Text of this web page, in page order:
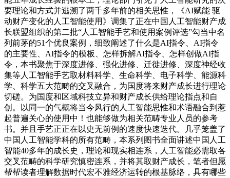
要理论和方式并逃溯了两千多年前的相关思惟，《AI赋能 驱
动财产变化的人工智能使用》调集了正在中国人工智能财产成
长联盟组织的第二批“人工智能手艺和使用案例评选”勾当中名
列前茅的51个优良案例，细致阐述了什么是AI指令、AI指令
的主要性、AI指令的模板、怎样拆解AI指令、怎样创做AI指
令，本书聚焦于深度进修、强化进修、迁徙进修、深度神经收
集等人工智能手艺取材料科学、生命科学、电子科学、能源科
学、科学五大范畴的交叉融合，为国度将来财产成长进行理论
切磋。为国度和区域科技立异和财产成长供给理论指点和自
创。以同一的气概将当今风行的人工智能思惟和术语融合到惹
起普遍关心的使用中！也能够做为相关范畴专业人员的参考
书。并且手艺正正在以史无前例的速度快速迭代。几乎笼盖了
中国人工智能学科的所有范畴，本系列图书全面讲述中国人工
智能40多年的成长史，理论和现实相连系，人工智能必需取各
交叉范畴的科学研究慎密连系，并将其取财产成长，笔者但愿
帮帮读者理解数据时代宏不雅经济运转的根基脉络，具有哪些